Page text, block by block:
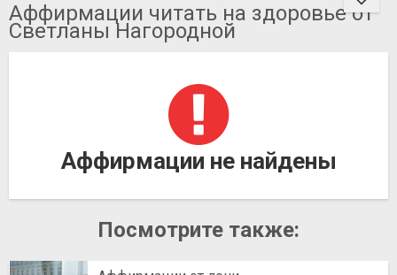
Аффирмации читать на здоровье от
Светланы Нагородной
Аффирмации не найдены
Посмотрите также: